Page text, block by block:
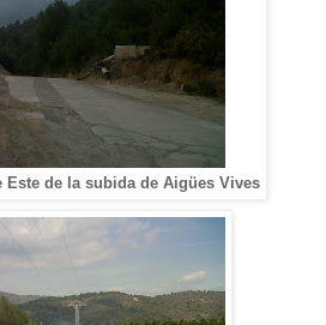
Este de la subida de Aigües Vives